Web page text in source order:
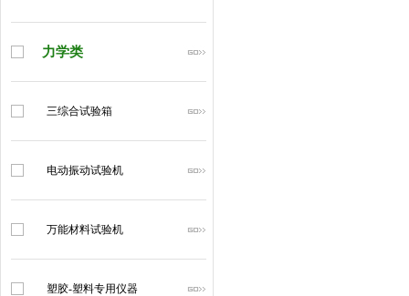
力学类
三综合试验箱
电动振动试验机
万能材料试验机
塑胶-塑料专用仪器